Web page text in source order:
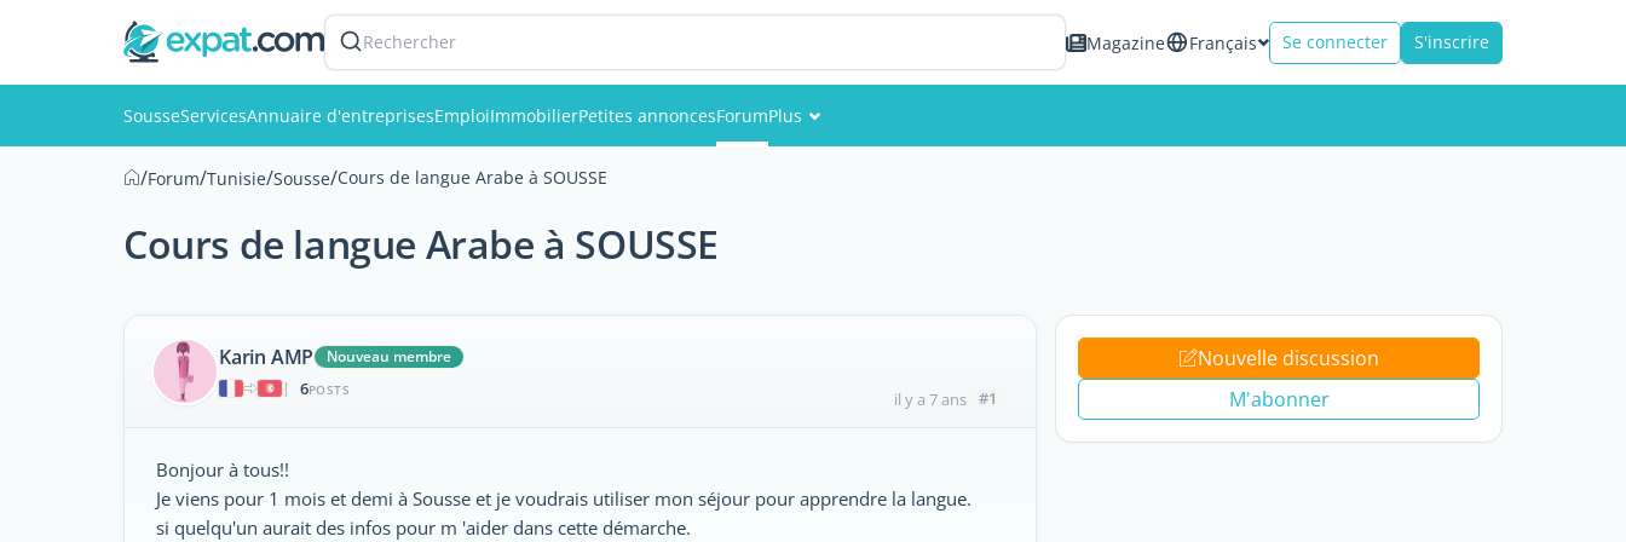
Rechercher Magazine Français Se connecter S'inscrire
SousseServicesAnnuaire d'entreprisesEmploiImmobilierPetites annoncesForumPlus
/Forum/Tunisie/Sousse/Cours de langue Arabe à SOUSSE
Cours de langue Arabe à SOUSSE
Karin AMP
Nouveau membre
|
6POSTS il y a 7 ans #1
Bonjour à tous!!
Je viens pour 1 mois et demi à Sousse et je voudrais utiliser mon séjour pour apprendre la langue.
si quelqu'un aurait des infos pour m 'aider dans cette démarche.
Nouvelle discussion
M'abonner